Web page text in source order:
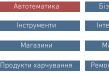
Автотематика
Інструменти
Магазини
Продукти харчування